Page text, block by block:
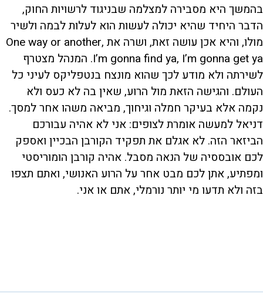
בהמשך היא מסבירה למצלמה שבניגוד לרשויות החוק,
הדבר היחיד שהיא יכולה לעשות הוא לעלות לבמה ולשיר
מולו, והיא אכן עושה זאת, ושרה את One way or another,
I’m gonna find ya, I’m gonna get ya. המנהל מצטרף
לשירתה ולא מודע לכך שהוא מונצח בנטפליקס לעיני כל
העולם. והגישה הזאת מול הרוע, שאין בה לא כעס ולא
נקמה אלא בעיקר חמלה וגיחוך, מביאה משהו אחר למסך.
דניאל למעשה אומרת לצופים: אני לא אהיה עבורכם
הביזאר הזה. לא אגלם את תפקיד הקורבן הבכיין ואספק
לכם אובססיה של הנאה מסבל. אהיה קורבן הומוריסטי
ומפתיע, אתן לכם מבט אחר על הרוע האנושי, ואתם תצפו
בזה ולא תדעו מי יותר נורמלי, אתם או אני.